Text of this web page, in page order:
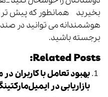
بخیرید همانطور که پیش
هوشمندانه می توانید در
برجسته باشید.
Related Posts:
بهبود تعامل با کاربران
بازاریابی در